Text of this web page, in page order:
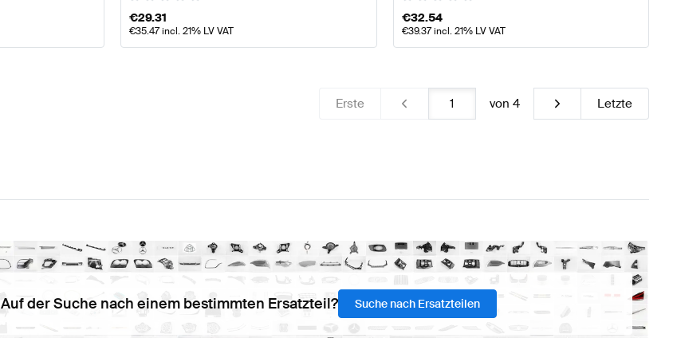
€29.31
€35.47incl. 21% LV VAT
€32.54
€39.37incl. 21% LV VAT
Erste von 4 Letzte
Auf der Suche nach einem bestimmten Ersatzteil? Suche nach Ersatzteilen